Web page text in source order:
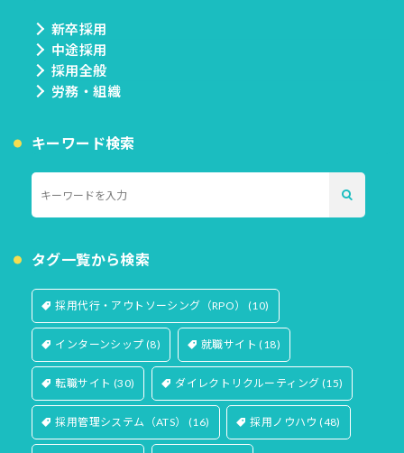
新卒採用
中途採用
採用全般
労務・組織
キーワード検索
タグ一覧から検索
採用代行・アウトソーシング（RPO） (10)
インターンシップ (8) 就職サイト (18)
転職サイト (30) ダイレクトリクルーティング (15)
採用管理システム（ATS） (16) 採用ノウハウ (48)